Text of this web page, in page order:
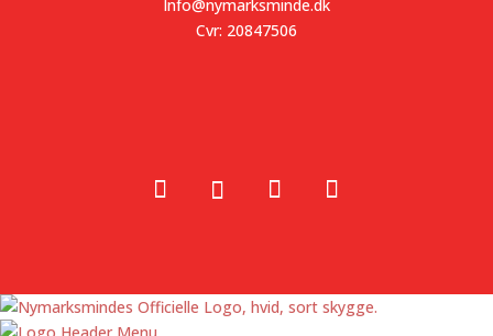
Info@nymarksminde.dk
Cvr: 20847506